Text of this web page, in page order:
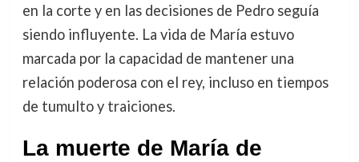
en la corte y en las decisiones de Pedro seguía
siendo influyente. La vida de María estuvo
marcada por la capacidad de mantener una
relación poderosa con el rey, incluso en tiempos
de tumulto y traiciones.
La muerte de María de